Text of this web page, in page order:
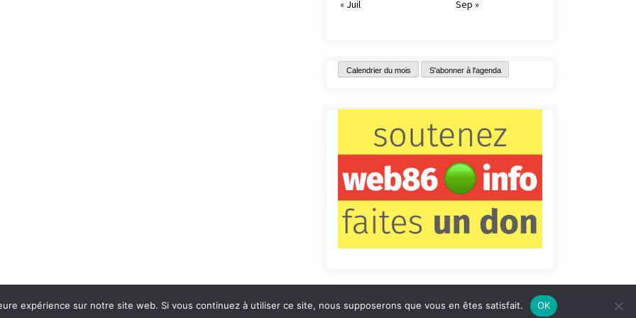
« Juil
Sep »
Calendrier du mois S'abonner à l'agenda
Contact Qui sommes-nous ? Informations légales
expérience sur notre site web. Si vous continuez à utiliser ce site, nous supposerons que vous en êtes satisfait. OK